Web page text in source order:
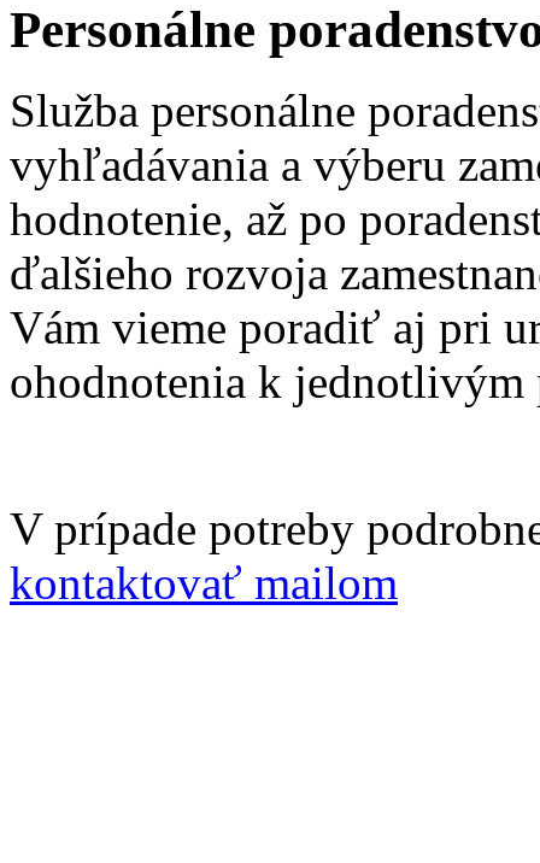
Personálne
Služba personálne
vyhľadávania a výberu
hodnotenie, až po
ďalšieho rozvoja
Vám vieme poradiť aj pri
ohodnotenia k jednotlivým
V prípade potreby
kontaktovať mailom